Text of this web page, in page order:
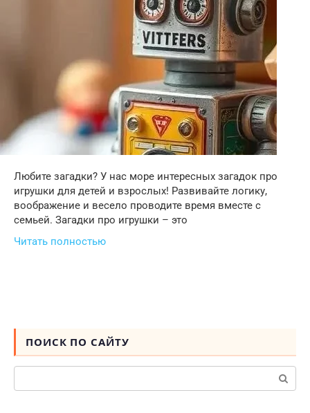
Любите загадки? У нас море интересных загадок про
игрушки для детей и взрослых! Развивайте логику,
воображение и весело проводите время вместе с
семьей. Загадки про игрушки – это
Читать полностью
ПОИСК ПО САЙТУ